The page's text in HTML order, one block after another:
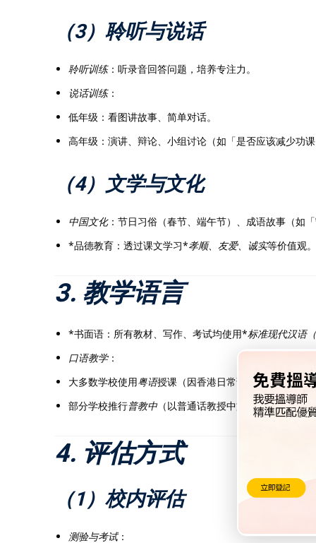
（3）聆听与说话
聆听训练：听录音回答问题，培养专注力。
说话训练：
低年级：看图讲故事、简单对话。
高年级：演讲、辩论、小组讨论（如「是否应该减少功课
（4）文学与文化
中国文化：节日习俗（春节、端午节）、成语故事（如「
*品德教育：透过课文学习*孝顺、友爱、诚实等价值观。
3. 教学语言
*书面语：所有教材、写作、考试均使用*标准现代汉语
口语教学：
大多数学校使用粤语授课（因香港日常语言以粤语为主
部分学校推行普教中（以普通话教授中文），但并非强
4. 评估方式
（1）校内评估
测验与考试：